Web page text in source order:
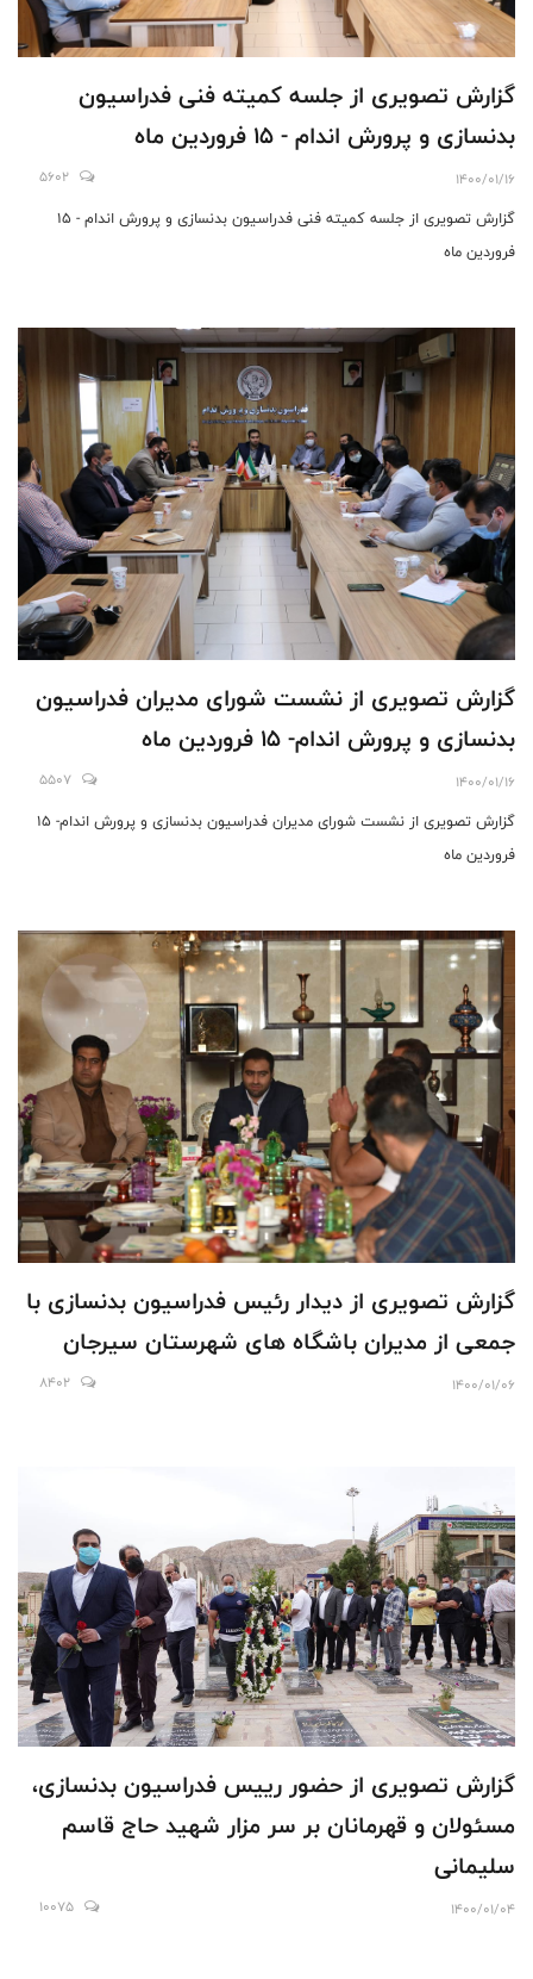
گزارش تصویری از جلسه کمیته فنی فدراسیون
بدنسازی و پرورش اندام - 15 فروردین ماه
1400/01/16
5602
گزارش تصویری از جلسه کمیته فنی فدراسیون بدنسازی و پرورش اندام - 15
فروردین ماه
گزارش تصویری از نشست شورای مدیران فدراسیون
بدنسازی و پرورش اندام- 15 فروردین ماه
1400/01/16
5507
گزارش تصویری از نشست شورای مدیران فدراسیون بدنسازی و پرورش اندام- 15
فروردین ماه
گزارش تصویری از دیدار رئیس فدراسیون بدنسازی با
جمعی از مدیران باشگاه های شهرستان سیرجان
1400/01/06
8402
گزارش تصویری از حضور رییس فدراسیون بدنسازی،
مسئولان و قهرمانان بر سر مزار شهید حاج قاسم
سلیمانی
1400/01/04
10075